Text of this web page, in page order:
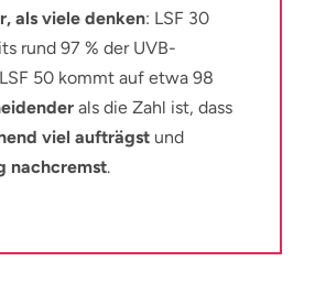
als viele denken: LSF 30
rund 97 % der UVB-
50 kommt auf etwa 98
als die Zahl ist, dass
viel aufträgst und
nachcremst.